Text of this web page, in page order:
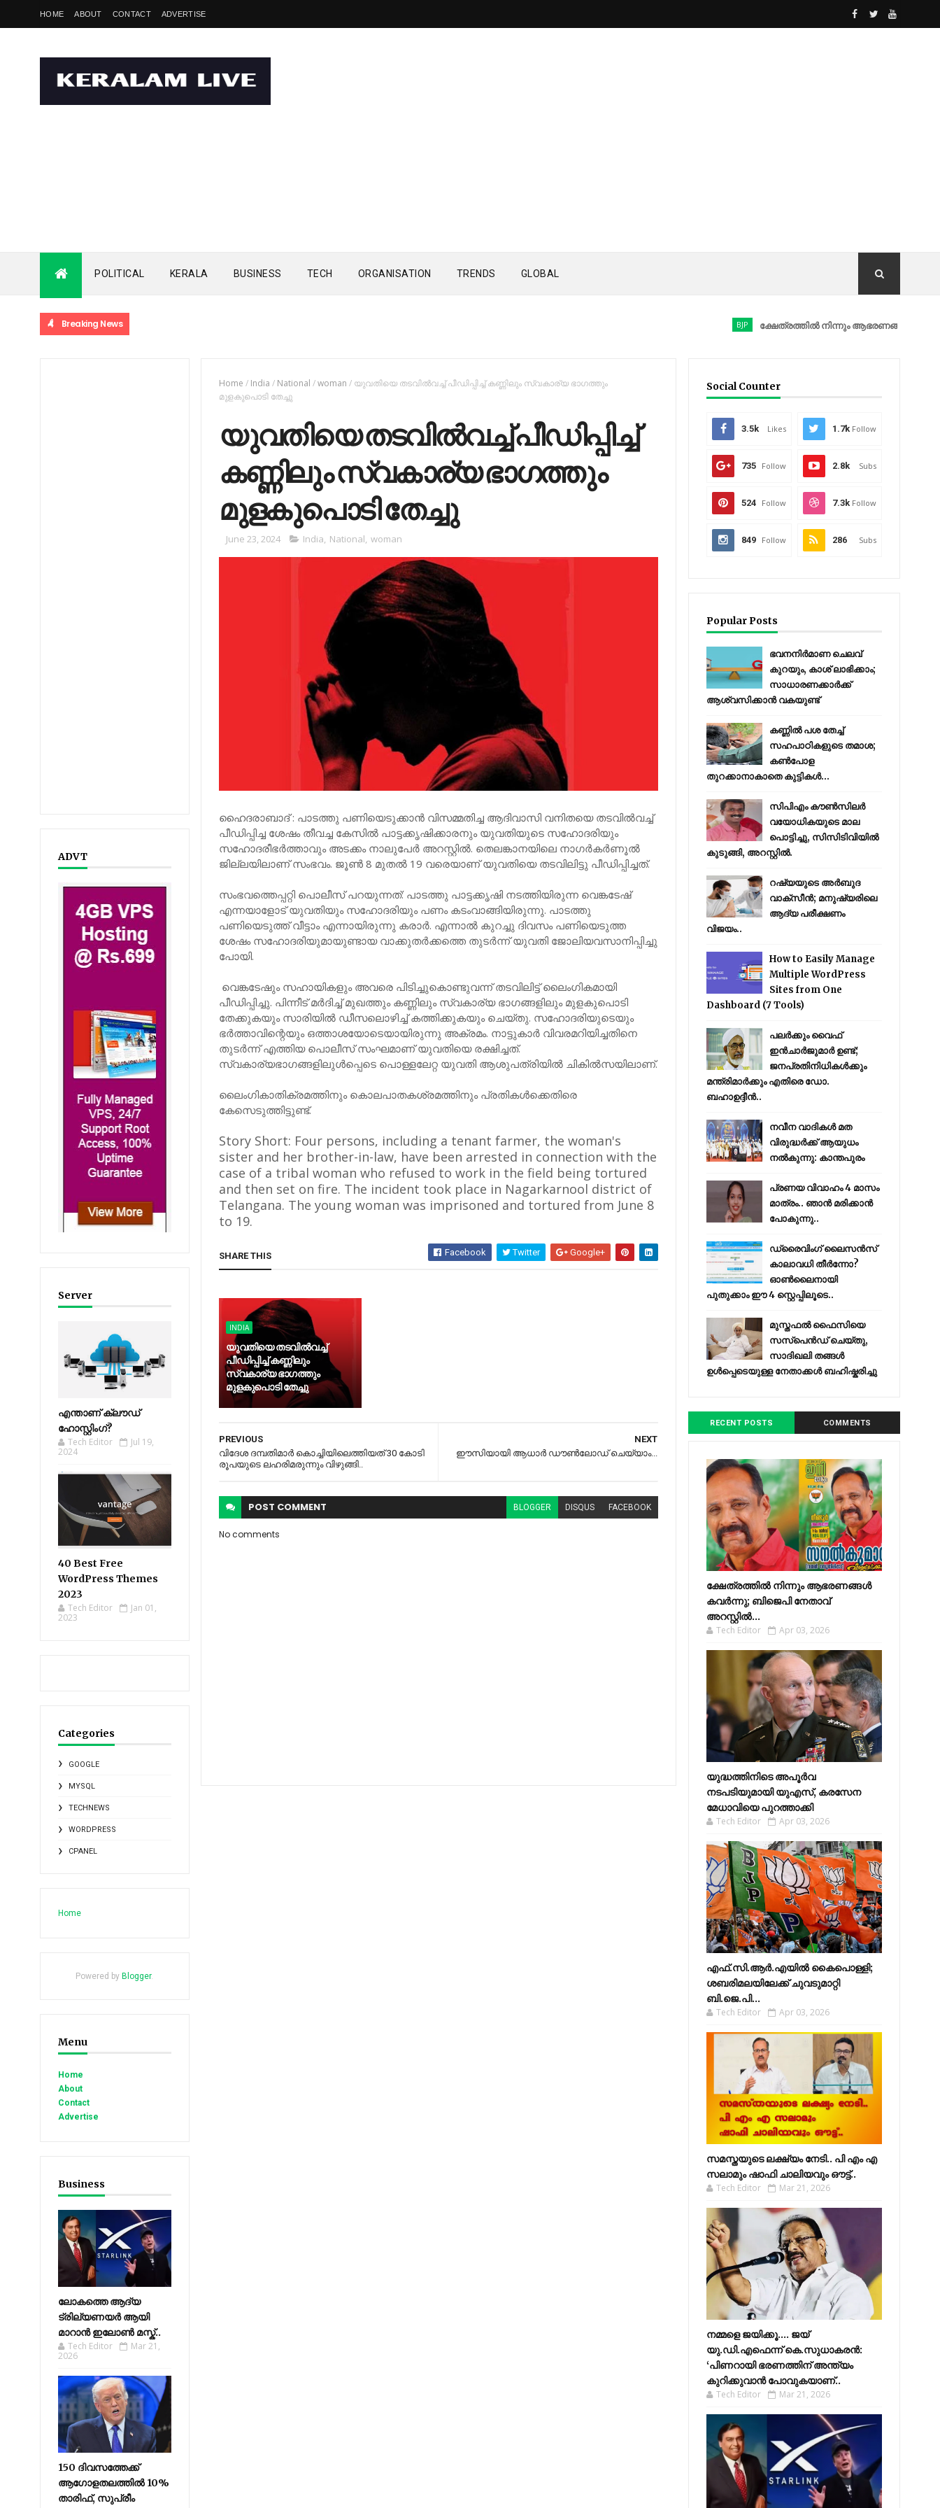
HOME ABOUT CONTACT ADVERTISE
POLITICAL KERALA BUSINESS TECH ORGANISATION TRENDS GLOBAL
Breaking News ക്ഷേത്രത്തിൽ നിന്നും ആഭരണങ്ങൾ കവർന്നു;
ADVT
Server
എന്താണ് ക്ലൗഡ്
ഹോസ്റ്റിംഗ്?
Tech Editor
Jul 19,
2024
40 Best Free
WordPress Themes
2023
Tech Editor
Jan 01,
2023
Categories
GOOGLE
MYSQL
TECHNEWS
WORDPRESS
CPANEL
Home
Powered by Blogger.
Menu
Home
About
Contact
Advertise
Business
ലോകത്തെ ആദ്യ
ട്രില്യണയർ ആയി
മാറാൻ ഇലോൺ മസ്ക്..
Tech Editor
Mar 21,
2026
150 ദിവസത്തേക്ക്
ആഗോളതലത്തിൽ 10%
താരിഫ്, സുപ്രീം
Home / India / National /woman / യുവതിയെ തടവിൽവച്ച് പീഡിപ്പിച്ച് കണ്ണിലും സ്വകാര്യ ഭാഗത്തും
മുളകുപൊടി തേച്ചു
യുവതിയെ തടവിൽവച്ച് പീഡിപ്പിച്ച്
കണ്ണിലും സ്വകാര്യ ഭാഗത്തും
മുളകുപൊടി തേച്ചു
June 23, 2024 India, National, woman
ഹൈദരാബാദ് : പാടത്തു പണിയെടുക്കാൻ വിസമ്മതിച്ച ആദിവാസി വനിതയെ തടവിൽവച്ച്
പീഡിപ്പിച്ച ശേഷം തീവച്ച കേസിൽ പാട്ടക്കൃഷിക്കാരനും യുവതിയുടെ സഹോദരിയും
സഹോദരീഭർത്താവും അടക്കം നാലുപേർ അറസ്റ്റിൽ‌. തെലങ്കാനയിലെ നാഗർകർണൂൽ
ജില്ലയിലാണ് സംഭവം. ജൂൺ 8 മുതൽ 19 വരെയാണ് യുവതിയെ തടവിലിട്ടു പീഡിപ്പിച്ചത്.
സംഭവത്തെപ്പറ്റി പൊലീസ് പറയുന്നത്: പാടത്തു പാട്ടക്കൃഷി നടത്തിയിരുന്ന വെങ്കടേഷ്
എന്നയാളോട് യുവതിയും സഹോദരിയും പണം കടംവാങ്ങിയിരുന്നു. പാടത്തു
പണിയെടുത്ത് വീട്ടാം എന്നായിരുന്നു കരാർ. എന്നാൽ കുറച്ചു ദിവസം പണിയെടുത്ത
ശേഷം സഹോദരിയുമായുണ്ടായ വാക്കുതർക്കത്തെ തുടർന്ന് യുവതി ജോലിയവസാനിപ്പിച്ചു
പോയി.
വെങ്കടേഷും സഹായികളും അവരെ പിടിച്ചുകൊണ്ടുവന്ന് തടവിലിട്ട് ലൈംഗികമായി
പീഡിപ്പിച്ചു. പിന്നീട് മർദിച്ച് മുഖത്തും കണ്ണിലും സ്വകാര്യ ഭാഗങ്ങളിലും മുളകുപൊടി
തേക്കു‌കയും സാരിയിൽ ഡീസലൊഴിച്ച് കത്തിക്കുകയും ചെയ്തു. സഹോദരിയുടെയും
ഭർത്താവിന്റെയും ഒത്താശയോടെയായിരുന്നു അക്രമം. നാട്ടുകാർ വിവരമറിയിച്ചതിനെ
തുടർന്ന് എത്തിയ പൊലീസ് സംഘമാണ് യുവതിയെ രക്ഷിച്ചത്.
സ്വകാര്യഭാഗങ്ങളിലുൾപ്പെടെ പൊള്ളലേറ്റ യുവതി ആശുപത്രിയിൽ ചികിൽസയിലാണ്.
ലൈംഗികാതിക്രമത്തിനും കൊലപാതകശ്രമത്തിനും പ്രതികൾക്കെതിരെ
കേസെടുത്തിട്ടുണ്ട്.
Story Short: Four persons, including a tenant farmer, the woman's
sister and her brother-in-law, have been arrested in connection with the
case of a tribal woman who refused to work in the field being tortured
and then set on fire. The incident took place in Nagarkarnool district of
Telangana. The young woman was imprisoned and tortured from June 8
to 19.
SHARE THIS Facebook Twitter Google+
INDIA
യുവതിയെ തടവിൽവച്ച്
പീഡിപ്പിച്ച് കണ്ണിലും
സ്വകാര്യ ഭാഗത്തും
മുളകുപൊടി തേച്ചു
NEXT
ഈസിയായി ആധാര്‍ ഡൗണ്‍ലോഡ് ചെയ്യാം...
PREVIOUS
വിദേശ ദമ്പതിമാര്‍ കൊച്ചിയിലെത്തിയത് 30 കോടി
രൂപയുടെ ലഹരിമരുന്നും വിഴുങ്ങി..
POST COMMENT BLOGGER DISQUS FACEBOOK
No comments
Social Counter
3.5k Likes 1.7k Follow
735 Follow 2.8k Subs
524 Follow 7.3k Follow
849 Follow 286 Subs
Popular Posts
ഭവനനിർമാണ ചെലവ്
കുറയും, കാശ് ലാഭിക്കാം;
സാധാരണക്കാർക്ക്
ആശ്വസിക്കാൻ വകയുണ്ട്
കണ്ണിൽ പശ തേച്ച്
സഹപാഠികളുടെ തമാശ;
കൺപോള
തുറക്കാനാകാതെ കുട്ടികൾ...
സിപിഎം കൗണ്‍സിലര്‍
വയോധികയുടെ മാല
പൊട്ടിച്ചു, സിസിടിവിയില്‍
കുടുങ്ങി, അറസ്റ്റില്‍.
റഷ്യയുടെ അര്‍ബുദ
വാക്‌സീന്‍; മനുഷ്യരിലെ
ആദ്യ പരീക്ഷണം
വിജയം..
How to Easily Manage
Multiple WordPress
Sites from One
Dashboard (7 Tools)
പലർക്കും വൈഫ്
ഇൻചാർജുമാർ ഉണ്ട്;
ജനപ്രതിനിധികൾക്കും
മന്ത്രിമാർക്കും എതിരെ ഡോ.
ബഹാഉദ്ദീൻ..
നവീന വാദികൾ മത
വിരുദ്ധർക്ക് ആയുധം
നൽകുന്നു: കാന്തപുരം
പ്രണയ വിവാഹം 4 മാസം
മാത്രം.. ഞാൻ മരിക്കാൻ
പോകുന്നു..
ഡ്രൈവിംഗ് ലൈസൻസ്
കാലാവധി തീർന്നോ?
ഓൺലൈനായി
പുതുക്കാം ഈ 4 സ്റ്റെപ്പിലൂടെ..
മുസ്തഫൽ ഫൈസിയെ
സസ്‌പെൻഡ് ചെയ്തു,
സാദിഖലി തങ്ങൾ
ഉൾപ്പെടെയുള്ള നേതാക്കൾ ബഹിഷ്കരിച്ചു
RECENT POSTS COMMENTS
ക്ഷേത്രത്തിൽ നിന്നും ആഭരണങ്ങൾ
കവർന്നു; ബിജെപി നേതാവ്
അറസ്റ്റിൽ...
Tech Editor Apr 03, 2026
യുദ്ധത്തിനിടെ അപൂർവ
നടപടിയുമായി യുഎസ്, കരസേന
മേധാവിയെ പുറത്താക്കി
Tech Editor Apr 03, 2026
എഫ്​.സി.ആർ.എയിൽ കൈപൊള്ളി;
ശബരിമലയിലേക്ക്​ ചുവടുമാറ്റി
ബി.ജെ.പി...
Tech Editor Apr 03, 2026
സമസ്തയുടെ ലക്ഷ്യം നേടി.. പി എം എ
സലാമും ഷാഫി ചാലിയവും ഔട്ട്..
Tech Editor Mar 21, 2026
നമ്മളെ ജയിക്കൂ.... ജയ്
യു.ഡി.എഫെന്ന് കെ.സുധാകരൻ:
‘പിണറായി ഭരണത്തിന് അന്ത്യം
കുറിക്കുവാൻ പോവുകയാണ്..
Tech Editor Mar 21, 2026